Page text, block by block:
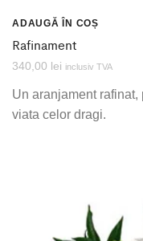
ADAUGĂ ÎN COȘ
Rafinament
340,00 lei inclusiv TVA
Un aranjament
viata celor dragi.